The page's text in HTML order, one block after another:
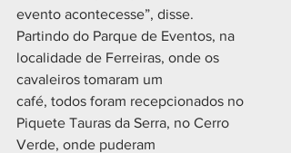
evento acontecesse”, disse.
Partindo do Parque de Eventos, na
localidade de Ferreiras, onde os
cavaleiros tomaram um
café, todos foram recepcionados no
Piquete Tauras da Serra, no Cerro
Verde, onde puderam